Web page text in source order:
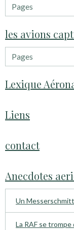
les avions
Lexique
Liens
contact
Anecdotes
Un
La RAF se trompe